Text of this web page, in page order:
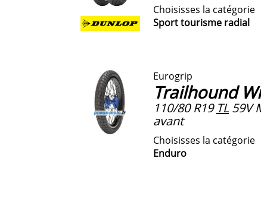
Choisisses la catégorie
Sport tourisme radial
Eurogrip
Trailhound
110/80 R19 TL59V
avant
Choisisses la catégorie
Enduro